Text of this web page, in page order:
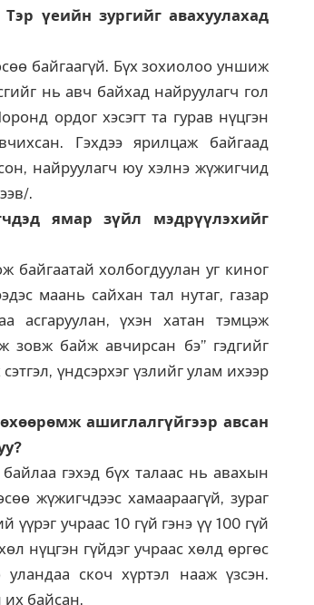
үеийн зургийг авахуулахад
байгаагүй. Бүх зохиолоо уншиж
нь авч байхад найруулагч гол
ордог хэсэгт та гурав нүцгэн
Гэхдээ ярилцаж байгаад
найруулагч юу хэлнэ жүжигчид
.
ямар зүйл мэдрүүлэхийг
холбогдуулан уг киног
маань сайхан тал нутаг, газар
асгаруулан, үхэн хатан тэмцэж
байж авчирсан бэ” гэдгийг
үндсэрхэг үзлийг улам ихээр
ашиглалгүйгээр авсан
гэхэд бүх талаас нь авахын
жүжигчдээс хамаараагүй, зураг
учраас 10 гүй гэнэ үү 100 гүй
нүцгэн гүйдэг учраас хөлд өргөс
скоч хүртэл нааж үзсэн.
их байсан.